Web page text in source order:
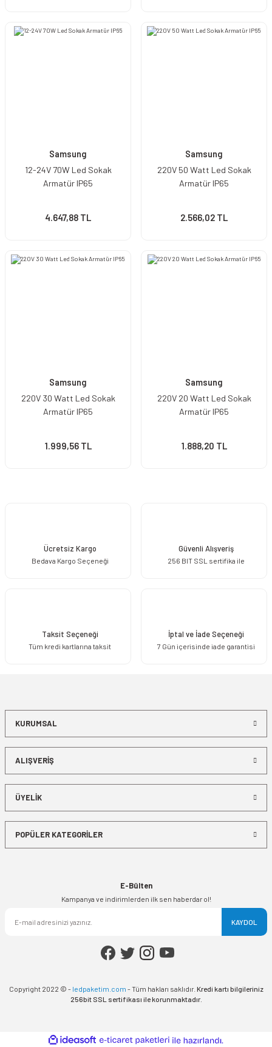
Samsung
12-24V 70W Led Sokak
Armatür IP65
4.647,88 TL
Samsung
220V 50 Watt Led Sokak
Armatür IP65
2.566,02 TL
Samsung
220V 30 Watt Led Sokak
Armatür IP65
1.999,56 TL
Samsung
220V 20 Watt Led Sokak
Armatür IP65
1.888,20 TL
Ücretsiz Kargo
Bedava Kargo Seçeneği
Güvenli Alışveriş
256 BIT SSL sertifika ile
Taksit Seçeneği
Tüm kredi kartlarına taksit
İptal ve İade Seçeneği
7 Gün içerisinde iade garantisi
KURUMSAL
ALIŞVERİŞ
ÜYELİK
POPÜLER KATEGORİLER
E-Bülten
Kampanya ve indirimlerden ilk sen haberdar ol!
KAYDOL
Copyright 2022 © - ledpaketim.com - Tüm hakları saklıdır. Kredi kartı bilgileriniz
256bit SSL sertifikası ile korunmaktadır.
ideasoft
e-